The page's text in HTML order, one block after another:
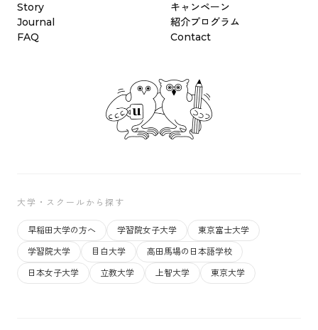
Story
Journal
FAQ
キャンペーン
紹介プログラム
Contact
大学・スクールから探す
早稲田大学の方へ 学習院女子大学
東京富士大学
学習院大学
目白大学
高田馬場の日本語学校
日本女子大学
立教大学 上智大学 東京大学